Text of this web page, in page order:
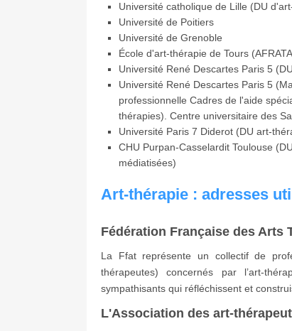
Université catholique de Lille (DU
Université de Poitiers
Université de Grenoble
École d'art-thérapie de Tours
Université René Descartes Paris 5
Université René Descartes Paris 5
professionnelle Cadres de l'aide
thérapies). Centre universitaire des
Université Paris 7 Diderot (DU art-
CHU Purpan-Casselardit Toulouse
médiatisées)
Art-thérapie : adresses
Fédération Française des Arts
La Ffat représente un collectif de
thérapeutes) concernés par l’art-
sympathisants qui réfléchissent et
L'Association des art-